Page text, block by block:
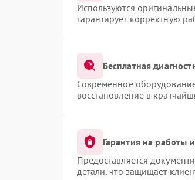
Используются
гарантирует корректную
Бесплатная
Современное
восстановление в
Гарантия на работы
Предоставляется
детали, что защищает